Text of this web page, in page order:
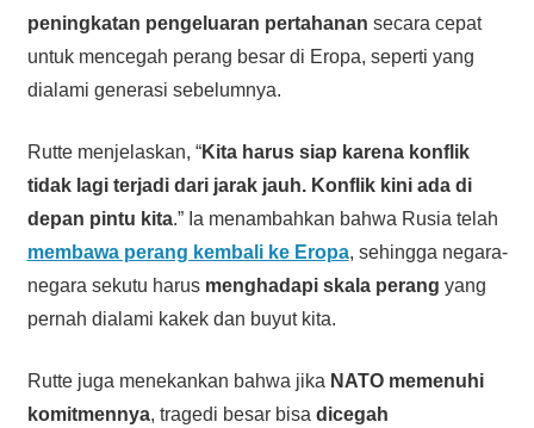
peningkatan pengeluaran pertahanan secara cepat
untuk mencegah perang besar di Eropa, seperti yang
dialami generasi sebelumnya.
Rutte menjelaskan, “Kita harus siap karena konflik
tidak lagi terjadi dari jarak jauh. Konflik kini ada di
depan pintu kita.” Ia menambahkan bahwa Rusia telah
membawa perang kembali ke Eropa, sehingga negara-
negara sekutu harus menghadapi skala perang yang
pernah dialami kakek dan buyut kita.
Rutte juga menekankan bahwa jika NATO memenuhi
komitmennya, tragedi besar bisa dicegah